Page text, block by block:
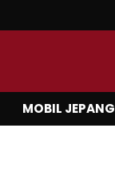
MOBIL JEPANG